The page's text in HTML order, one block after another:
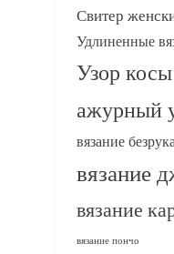
Свитер
Удлиненные
Узор косы
ажурный
вязание
вязание
вязание
вязание пончо